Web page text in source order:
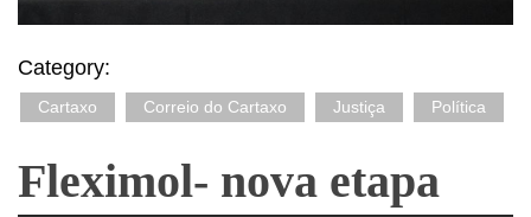
Category:
Cartaxo Correio do Cartaxo Justiça Política
Fleximol- nova etapa